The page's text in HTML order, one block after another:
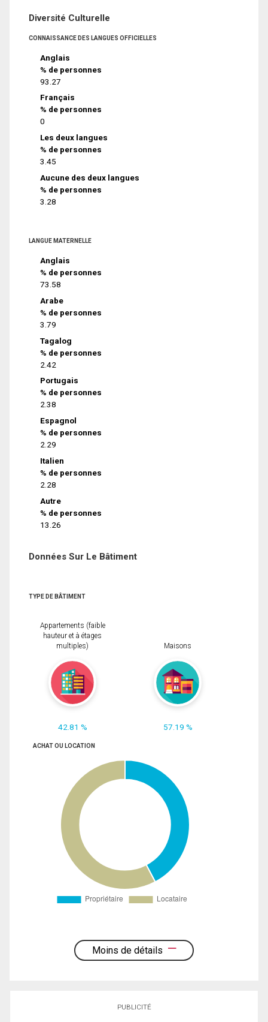
Diversité Culturelle
CONNAISSANCE DES LANGUES OFFICIELLES
Anglais
% de personnes
93.27
Français
% de personnes
0
Les deux langues
% de personnes
3.45
Aucune des deux langues
% de personnes
3.28
LANGUE MATERNELLE
Anglais
% de personnes
73.58
Arabe
% de personnes
3.79
Tagalog
% de personnes
2.42
Portugais
% de personnes
2.38
Espagnol
% de personnes
2.29
Italien
% de personnes
2.28
Autre
% de personnes
13.26
Données Sur Le Bâtiment
TYPE DE BÂTIMENT
Appartements (faible
hauteur et à étages
multiples)
42.81 %
Maisons
57.19 %
ACHAT OU LOCATION
Moins de détails
PUBLICITÉ